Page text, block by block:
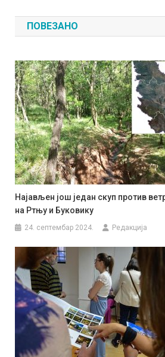
чланка
ПОВЕЗАНО
Најављен још један скуп против
на Ртњу и Буковику
24. септембар 2024. Редакција